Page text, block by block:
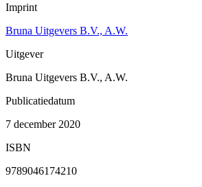
Imprint
Bruna Uitgevers B.V., A.W.
Uitgever
Bruna Uitgevers B.V., A.W.
Publicatiedatum
7 december 2020
ISBN
9789046174210